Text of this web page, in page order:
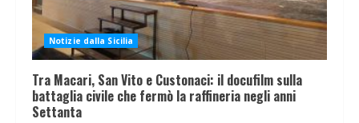
Notizie dalla Sicilia
Tra Macari, San Vito e Custonaci: il docufilm sulla
battaglia civile che fermò la raffineria negli anni
Settanta